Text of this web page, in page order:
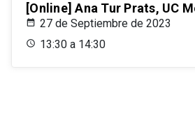
[Online] Ana Tur Prats, UC
27 de Septiembre de 2023
13:30 a 14:30